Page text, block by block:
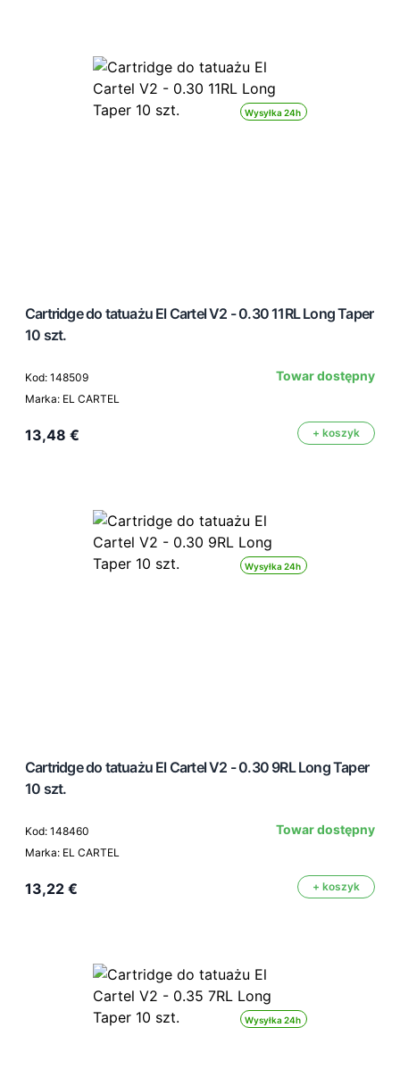
Wysyłka 24h
Cartridge do tatuażu El Cartel V2 - 0.30 11RL Long Taper
10 szt.
Kod: 148509
Marka: EL CARTEL
Towar dostępny
13,48 € + koszyk
Wysyłka 24h
Cartridge do tatuażu El Cartel V2 - 0.30 9RL Long Taper
10 szt.
Kod: 148460
Marka: EL CARTEL
Towar dostępny
13,22 € + koszyk
Wysyłka 24h